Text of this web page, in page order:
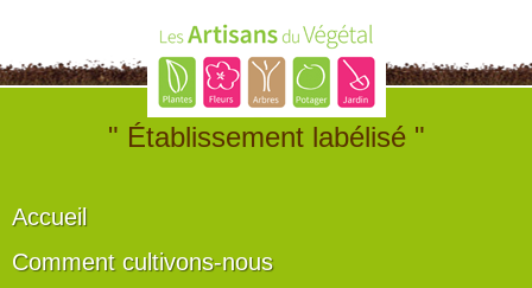
" Établissement labélisé "
Accueil
Comment cultivons-nous